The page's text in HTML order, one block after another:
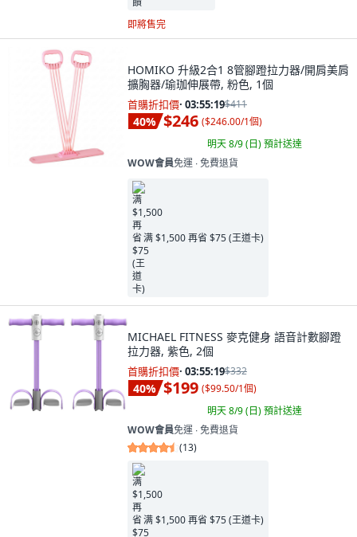
即將售完
HOMIKO 升級2合1 8管腳蹬拉力器/開肩美肩
擴胸器/瑜珈伸展帶, 粉色, 1個
首購折扣價· 03:55:18$411
40% $246 ($246.00/1個)
明天 8/9 (日)預計送達
WOW會員免運 ∙ 免費退貨
满 $1,500 再省 $75 (王道卡)
MICHAEL FITNESS 麥克健身 語音計數腳蹬
拉力器, 紫色, 2個
首購折扣價· 03:55:18$332
40% $199 ($99.50/1個)
明天 8/9 (日)預計送達
WOW會員免運 ∙ 免費退貨
(13)
满 $1,500 再省 $75 (王道卡)